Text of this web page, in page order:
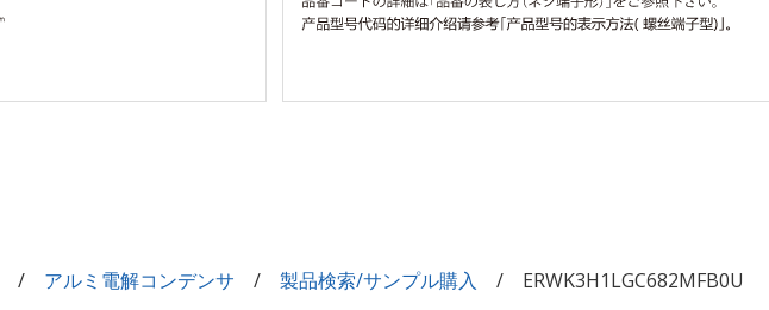
アルミ電解コンデンサ 製品検索/サンプル購入 ERWK3H1LGC682MFB0U